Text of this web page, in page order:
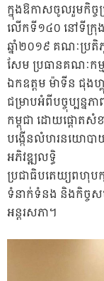
ក្នុងឱកាសចូលរួមកិច្
លើកទី១៤០ នៅទីក្រុង
ឆ្នាំ២០១៩ គណៈប្រ
សែម ប្រធានគណៈកម្ម
ឯកឧត្តម ម៉ាទីន ជុងហ្
ជម្រាបអំពីបច្ចុប្បន្ន
កម្ពុជា ដោយផ្តោតសំខ
បង្កើនលំហរនយោបា
អភិវឌ្ឍលទ្ធិ
ប្រជាធិបតេយ្យពហុប
ទំនាក់ទំនង និងកិច្ចស
អន្តរសភា។